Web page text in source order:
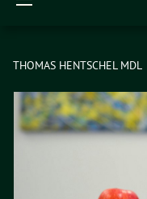
THOMAS HENTSCHEL MDL